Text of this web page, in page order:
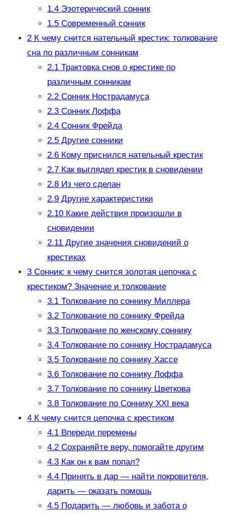
1.4Эзотерический сонник
1.5Современный сонник
2К чему снится нательный крестик: толкование
сна по различным сонникам
2.1Трактовка снов о крестике по
различным сонникам
2.2Сонник Нострадамуса
2.3Сонник Лоффа
2.4Сонник Фрейда
2.5Другие сонники
2.6Кому приснился нательный крестик
2.7Как выглядел крестик в сновидении
2.8Из чего сделан
2.9Другие характеристики
2.10Какие действия произошли в
сновидении
2.11Другие значения сновидений о
крестиках
3Сонник: к чему снится золотая цепочка с
крестиком? Значение и толкование
3.1Толкование по соннику Миллера
3.2Толкование по соннику Фрейда
3.3Толкование по женскому соннику
3.4Толкование по соннику Нострадамуса
3.5Толкование по соннику Хассе
3.6Толкование по соннику Лоффа
3.7Толкование по соннику Цветкова
3.8Толкование по Соннику XXI века
4К чему снится цепочка с крестиком
4.1Впереди перемены
4.2Сохраняйте веру, помогайте другим
4.3Как он к вам попал?
4.4Принять в дар — найти покровителя,
дарить — оказать помощь
4.5Подарить — любовь и забота о